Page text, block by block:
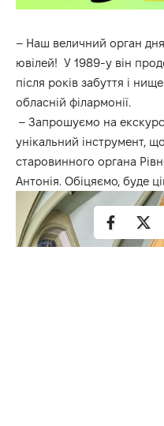
– Наш величний орган
ювілей! У 1989-у він
після років забуття і
обласній філармонії.
– Запрошуємо на
унікальний інструмент,
старовинного органа
Антонія. Обіцяємо, буде